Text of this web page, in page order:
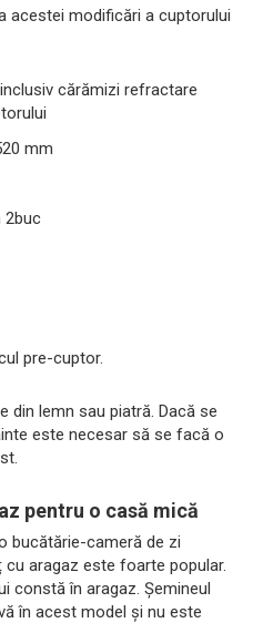
acestei modificări a cuptorului
cărămizi refractare
mm
2buc
pre-cuptor.
din lemn sau piatră. Dacă se
este necesar să se facă o
pentru o casă mică
bucătărie-cameră de zi
aragaz este foarte popular.
constă în aragaz. Șemineul
în acest model și nu este